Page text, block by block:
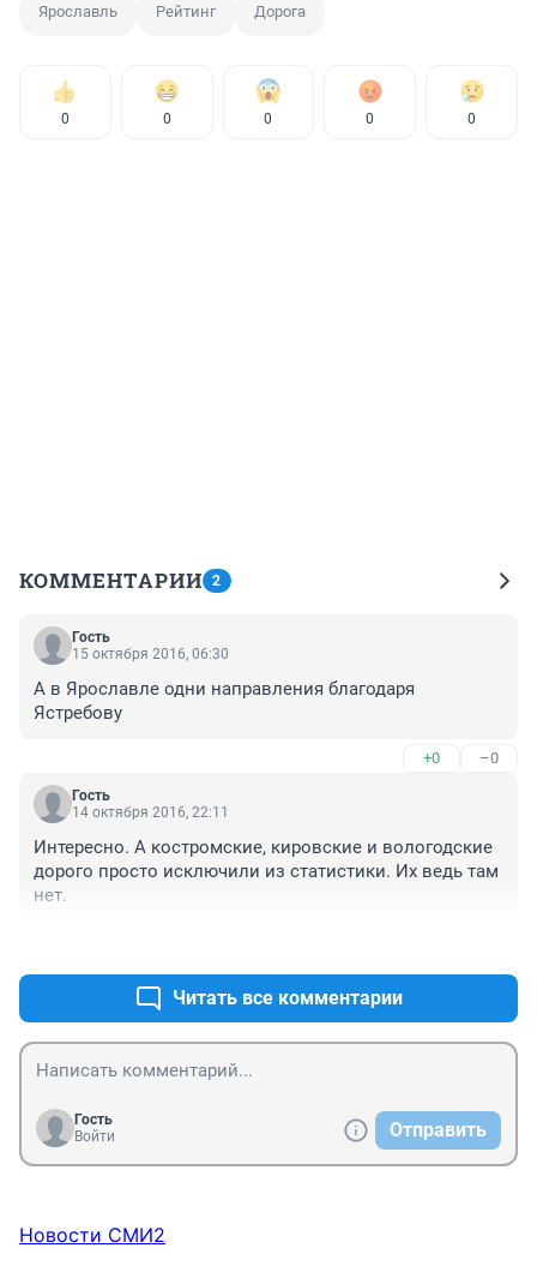
Ярославль Рейтинг Дорога
0 0 0 0 0
КОММЕНТАРИИ 2
Гость
15 октября 2016, 06:30
А в Ярославле одни направления благодаря
Ястребову
+0 –0
Гость
14 октября 2016, 22:11
Интересно. А костромские, кировские и вологодские
дорого просто исключили из статистики. Их ведь там
нет.
Читать все комментарии
Гость
Войти
Отправить
Новости СМИ2